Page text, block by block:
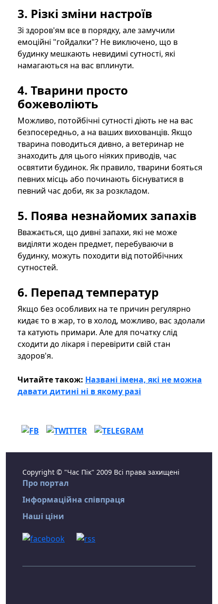
3. Різкі зміни настроїв
Зі здоров'ям все в порядку, але замучили
емоційні "гойдалки"? Не виключено, що в
будинку мешкають невидимі сутності, які
намагаються на вас вплинути.
4. Тварини просто
божеволіють
Можливо, потойбічні сутності діють не на вас
безпосередньо, а на ваших вихованців. Якщо
тварина поводиться дивно, а ветеринар не
знаходить для цього ніяких приводів, час
освятити будинок. Як правило, тварини бояться
певних місць або починають біснуватися в
певний час доби, як за розкладом.
5. Поява незнайомих запахів
Вважається, що дивні запахи, які не може
виділяти жоден предмет, перебуваючи в
будинку, можуть походити від потойбічних
сутностей.
6. Перепад температур
Якщо без особливих на те причин регулярно
кидає то в жар, то в холод, можливо, вас здолали
та катують примари. Але для початку слід
сходити до лікаря і перевірити свій стан
здоров'я.
Читайте також: Названі імена, які не можна
давати дитині ні в якому разі
Copyright © "Час Пік" 2009 Всі права захищені
Про портал
Інформаційна співпраця
Наші ціни